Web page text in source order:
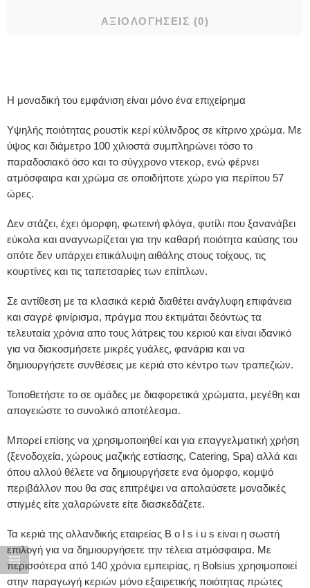
ΑΞΙΟΛΟΓΉΣΕΙΣ (0)
Η μοναδική του εμφάνιση είναι μόνο ένα επιχείρημα
Υψηλής ποιότητας ρουστίκ κερί κύλινδρος σε κίτρινο χρώμα. Με
ύψος και διάμετρο 100 χιλιοστά συμπληρώνει τόσο το
παραδοσιακό όσο και το σύγχρονο ντεκορ, ενώ φέρνει
ατμόσφαιρα και χρώμα σε οποιδήποτε χώρο για περίπου 57
ώρες.
Δεν στάζει, έχει όμορφη, φωτεινή φλόγα, φυτίλι που ξανανάβει
εύκολα και αναγνωρίζεται για την καθαρή ποιότητα καύσης του
οπότε δεν υπάρχει επικάλυψη αιθάλης στους τοίχους, τις
κουρτίνες και τις ταπετσαρίες των επίπλων.
Σε αντίθεση με τα κλασικά κεριά διαθέτει ανάγλυφη επιφάνεια
και σαγρέ φινίρισμα, πράγμα που εκτιμάται δεόντως τα
τελευταία χρόνια απο τους λάτρεις του κεριού και είναι ιδανικό
για να διακοσμήσετε μικρές γυάλες, φανάρια και να
δημιουργήσετε συνθέσεις με κεριά στο κέντρο των τραπεζιών.
Τοποθετήστε το σε ομάδες με διαφορετικά χρώματα, μεγέθη και
απογειώστε το συνολικό αποτέλεσμα.
Μπορεί επίσης να χρησιμοποιηθεί και για επαγγελματική χρήση
(ξενοδοχεία, χώρους μαζικής εστίασης, Catering, Spa) αλλά και
όπου αλλού θέλετε να δημιουργήσετε ενα όμορφο, κομψό
περιβάλλον που θα σας επιτρέψει να απολαύσετε μοναδικές
στιγμές είτε χαλαρώνετε είτε διασκεδάζετε.
Τα κεριά της ολλανδικής εταιρείας B o l s i u s είναι η σωστή
επιλογή για να δημιουργήσετε την τέλεια ατμόσφαιρα. Με
περισσότερα από 140 χρόνια εμπειρίας, η Bolsius χρησιμοποιεί
στην παραγωγή κεριών μόνο εξαιρετικής ποιότητας πρώτες